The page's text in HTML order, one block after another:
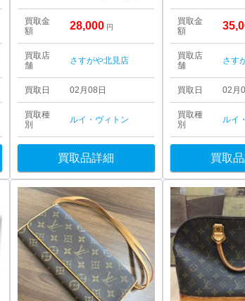
買取金
額
28,000 円
買取店
舗
さすがや北見店
買取日 02月08日
買取種
別
ルイ・ヴィトン
買取品詳細
買取金
額
買取店
舗
さす
買取日 02月
買取種
別
ルイ
買取